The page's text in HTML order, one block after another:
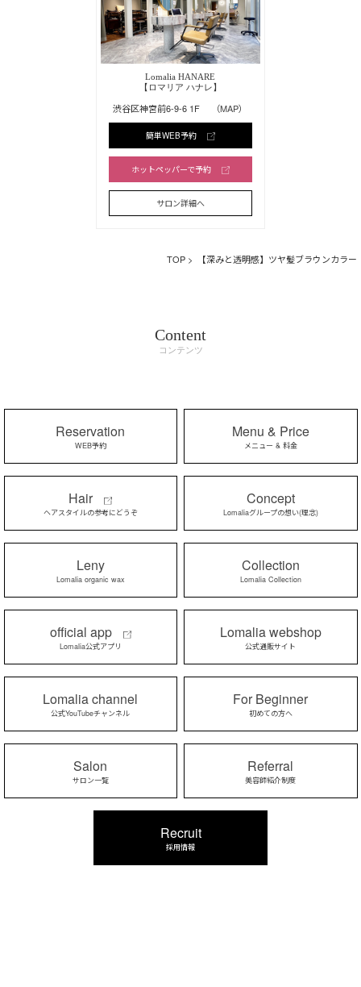
Lomalia HANARE
【ロマリア ハナレ】
渋谷区神宮前6-9-6 1F （MAP）
簡単WEB予約
ホットペッパーで予約
サロン詳細へ
TOP > 【深みと透明感】ツヤ髪ブラウンカラー
Content
コンテンツ
Reservation
WEB予約
Menu & Price
メニュー & 料金
Hair
ヘアスタイルの参考にどうぞ
Concept
Lomaliaグループの想い(理念)
Leny
Lomalia organic wax
Collection
Lomalia Collection
official app
Lomalia公式アプリ
Lomalia webshop
公式通販サイト
Lomalia channel
公式YouTubeチャンネル
For Beginner
初めての方へ
Salon
サロン一覧
Referral
美容師紹介制度
Recruit
採用情報